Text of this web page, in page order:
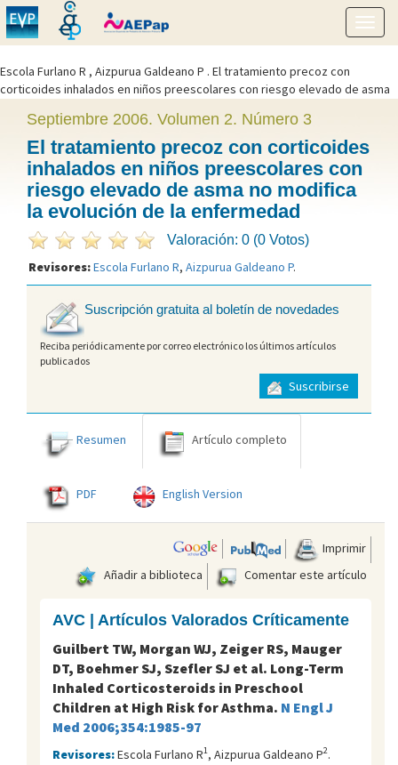
Escola Furlano R , Aizpurua Galdeano P . El tratamiento precoz con
corticoides inhalados en niños preescolares con riesgo elevado de asma
menú
Septiembre 2006. Volumen 2. Número 3
El tratamiento precoz con corticoides
inhalados en niños preescolares con
riesgo elevado de asma no modifica
la evolución de la enfermedad
Valoración: 0 (0 Votos)
Revisores:Escola Furlano R, Aizpurua Galdeano P.
Suscripción gratuita al boletín de novedades
Reciba periódicamente por correo electrónico los últimos artículos
publicados
Suscribirse
Resumen Artículo completo
PDF English Version
Imprimir
Añadir a biblioteca
Comentar este artículo
AVC | Artículos Valorados Críticamente
Guilbert TW, Morgan WJ, Zeiger RS, Mauger
DT, Boehmer SJ, Szefler SJ et al. Long-Term
Inhaled Corticosteroids in Preschool
Children at High Risk for Asthma. N Engl J
Med 2006;354:1985-97
Revisores:Escola Furlano R1, Aizpurua Galdeano P2.